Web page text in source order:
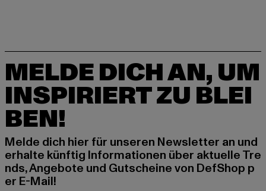
MELDE DICH AN, UM
INSPIRIERT ZU BLEI
BEN!
Melde dich hier für unseren Newsletter an und
erhalte künftig Informationen über aktuelle Tre
nds, Angebote und Gutscheine von DefShop p
er E-Mail!